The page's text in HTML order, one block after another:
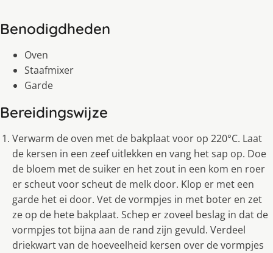
Benodigdheden
Oven
Staafmixer
Garde
Bereidingswijze
Verwarm de oven met de bakplaat voor op 220°C. Laat
de kersen in een zeef uitlekken en vang het sap op. Doe
de bloem met de suiker en het zout in een kom en roer
er scheut voor scheut de melk door. Klop er met een
garde het ei door. Vet de vormpjes in met boter en zet
ze op de hete bakplaat. Schep er zoveel beslag in dat de
vormpjes tot bijna aan de rand zijn gevuld. Verdeel
driekwart van de hoeveelheid kersen over de vormpjes